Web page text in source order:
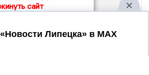
сайт
Принять